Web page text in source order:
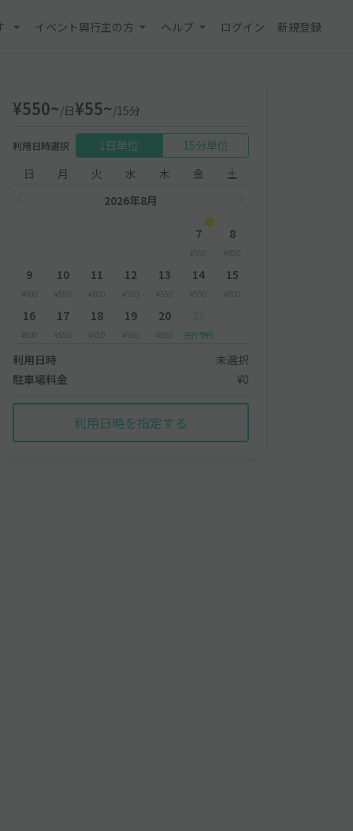
イベント興行主の方 ヘルプ ログイン 新規登録
¥550~/日¥55~/15分
利用日時選択 1日単位
15分単位
日
月 火 水 木 金
土
2026年8月
7
¥550
8
¥600
9
¥600
10
¥550
11
¥600
12
¥550
13
¥550
14
¥550
15
¥600
16
¥600
17
¥550
18
¥550
19
¥550
20
¥550 先行予約
利用日時
未選択
駐車場料金
¥0
利用日時を指定する